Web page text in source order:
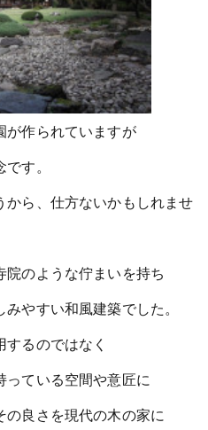
が作られていますが
す。
ら、仕方ないかもしれませ
のような佇まいを持ち
やすい和風建築でした。
るのではなく
っている空間や意匠に
の良さを現代の木の家に